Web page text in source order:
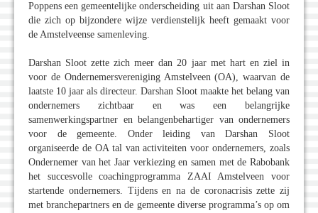
Poppens een gemeentelijke onderscheiding uit aan Darshan Sloot
die zich op bijzondere wijze verdienstelijk heeft gemaakt voor
de Amstelveense samenleving.
Darshan Sloot zette zich meer dan 20 jaar met hart en ziel in
voor de Ondernemersvereniging Amstelveen (OA), waarvan de
laatste 10 jaar als directeur. Darshan Sloot maakte het belang van
ondernemers zichtbaar en was een belangrijke
samenwerkingspartner en belangenbehartiger van ondernemers
voor de gemeente. Onder leiding van Darshan Sloot
organiseerde de OA tal van activiteiten voor ondernemers, zoals
Ondernemer van het Jaar verkiezing en samen met de Rabobank
het succesvolle coachingprogramma ZAAI Amstelveen voor
startende ondernemers. Tijdens en na de coronacrisis zette zij
met branchepartners en de gemeente diverse programma’s op om